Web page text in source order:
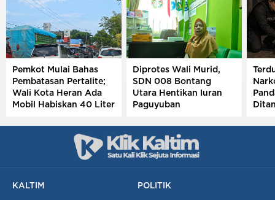
Pemkot Mulai Bahas
Pembatasan Pertalite;
Wali Kota Heran Ada
Mobil Habiskan 40 Liter
Diprotes Wali Murid,
SDN 008 Bontang
Utara Hentikan Iuran
Paguyuban
KALTIM POLITIK